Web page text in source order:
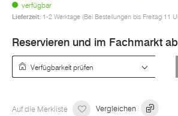
verfügbar
Lieferzeit: 1-2 Werktage (Bei Bestellungen bis Freitag 11
Reservieren und im Fachmarkt
Auf die Merkliste Vergleichen